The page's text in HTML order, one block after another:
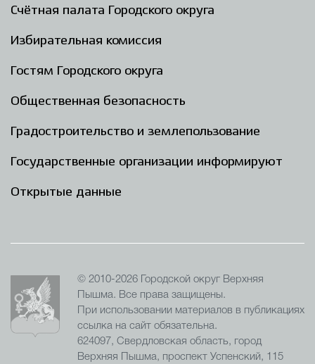
Счётная палата Городского округа
Избирательная комиссия
Гостям Городского округа
Общественная безопасность
Градостроительство и землепользование
Государственные организации информируют
Открытые данные
© 2010-2026 Городской округ Верхняя
Пышма. Все права защищены.
При использовании материалов в публикациях
ссылка на сайт обязательна.
624097, Свердловская область, город
Верхняя Пышма, проспект Успенский, 115